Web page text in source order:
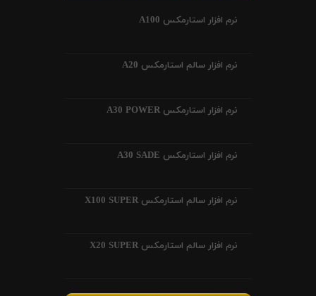
نرم افزار استارمکس A100
نرم افزار سالم استارمکس A20
نرم افزار استارمکس A30 POWER
نرم افزار استارمکس A30 SADE
نرم افزار سالم استارمکس X100 SUPER
نرم افزار سالم استارمکس X20 SUPER